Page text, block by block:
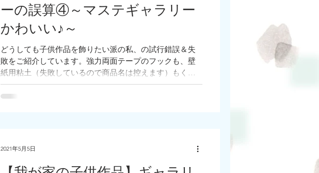
ーの誤算④～マステギャラリー
かわいい♪～
どうしても子供作品を飾りたい派の私、の試行錯誤＆失
敗をご紹介しています。強力両面テープのフックも、壁
紙用粘土（失敗しているので商品名は控えます）もくっ
つかなかった、我が家のツルツル壁紙になんとかして、
絵を飾りたい！！と考えました。
2021年5月5日